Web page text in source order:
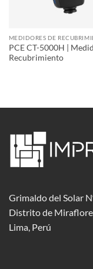
MEDIDORES DE
PCE CT-5000H |
Recubrimiento
Grimaldo del Solar
Distrito de
Lima, Perú